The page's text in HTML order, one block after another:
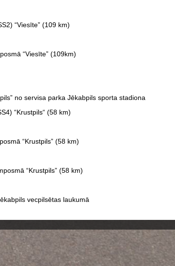
“Viesīte” (109 km)
“Viesīte” (109km)
no servisa parka Jēkabpils sporta stadiona
“Krustpils“ (58 km)
“Krustpils” (58 km)
“Krustpils” (58 km)
vecpilsētas laukumā